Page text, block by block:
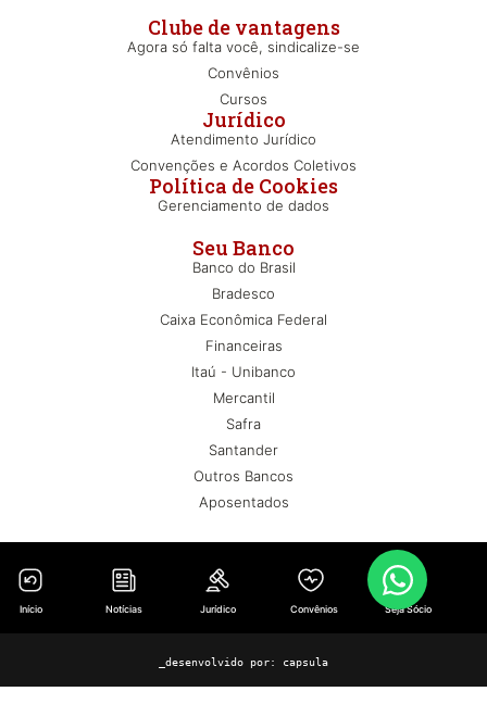
Seu Banco
Banco do Brasil
Bradesco
Caixa Econômica Federal
Financeiras
Itaú - Unibanco
Mercantil
Safra
Santander
Outros Bancos
Aposentados
Clube de vantagens
Agora só falta você, sindicalize-se
Convênios
Cursos
Jurídico
Atendimento Jurídico
Convenções e Acordos Coletivos
Política de Cookies
Gerenciamento de dados
Início Notícias Jurídico Convênios Seja Sócio
_desenvolvido por: capsula